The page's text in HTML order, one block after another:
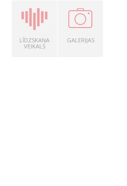
LĪDZSKAŅA
VEIKALS
GALERIJAS